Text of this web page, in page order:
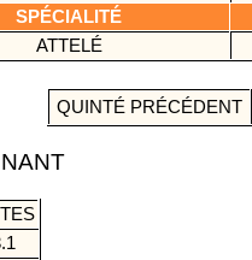
SPÉCIALITÉ
ATTELÉ
QUINTÉ PRÉCÉDENT